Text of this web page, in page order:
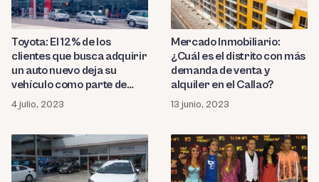
Toyota: El 12% de los
clientes que busca adquirir
un auto nuevo deja su
vehículo como parte de
pago
4 julio, 2023
Mercado Inmobiliario:
¿Cuál es el distrito con más
demanda de venta y
alquiler en el Callao?
13 junio, 2023